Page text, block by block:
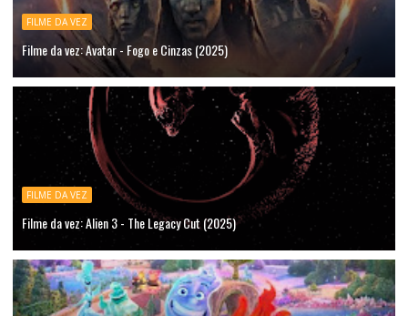
FILME DA VEZ
Filme da vez: Avatar - Fogo e Cinzas (2025)
FILME DA VEZ
Filme da vez: Alien 3 - The Legacy Cut (2025)